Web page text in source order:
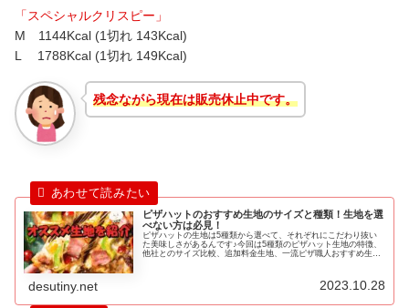
「スペシャルクリスピー」
M 1144Kcal (1切れ 143Kcal)
L 1788Kcal (1切れ 149Kcal)
残念ながら現在は販売休止中です。
ピザハットのおすすめ生地のサイズと種類！生地を選
べない方は必見！
ピザハットの生地は5種類から選べて、それぞれにこだわり抜い
た美味しさがあるんです♪今回は5種類のピザハット生地の特徴、
他社とのサイズ比較、追加料金生地、一流ピザ職人おすすめ生地
desutiny.net 2023.10.28